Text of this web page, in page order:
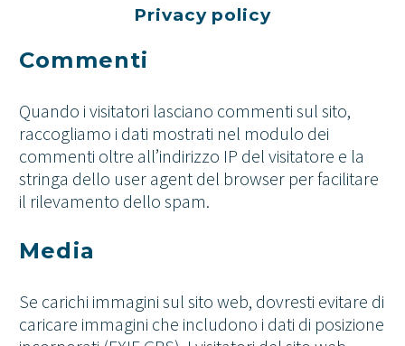
Privacy policy
Commenti
Quando i visitatori lasciano commenti sul sito,
raccogliamo i dati mostrati nel modulo dei
commenti oltre all’indirizzo IP del visitatore e la
stringa dello user agent del browser per facilitare
il rilevamento dello spam.
Media
Se carichi immagini sul sito web, dovresti evitare di
caricare immagini che includono i dati di posizione